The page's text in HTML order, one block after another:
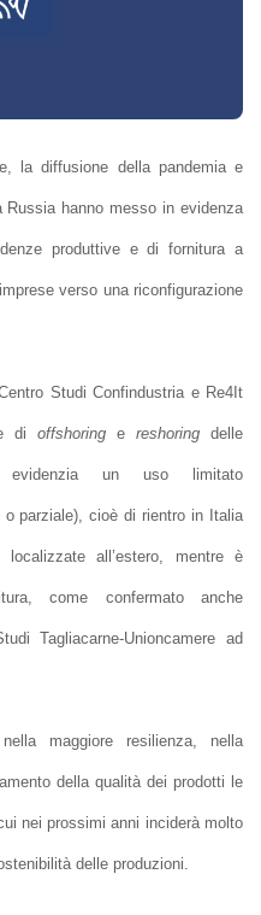
la diffusione della pandemia e
Russia hanno messo in evidenza
produttive e di fornitura a
verso una riconfigurazione
Studi Confindustria e Re4It
di offshoring e reshoring delle
evidenzia un uso limitato
parziale), cioè di rientro in Italia
all’estero, mentre è
come confermato anche
Tagliacarne-Unioncamere ad
maggiore resilienza, nella
della qualità dei prodotti le
nei prossimi anni inciderà molto
delle produzioni.